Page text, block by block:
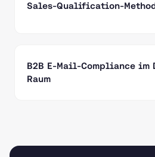
Sales-Qualification-
B2B E-Mail-Compliance im
Raum